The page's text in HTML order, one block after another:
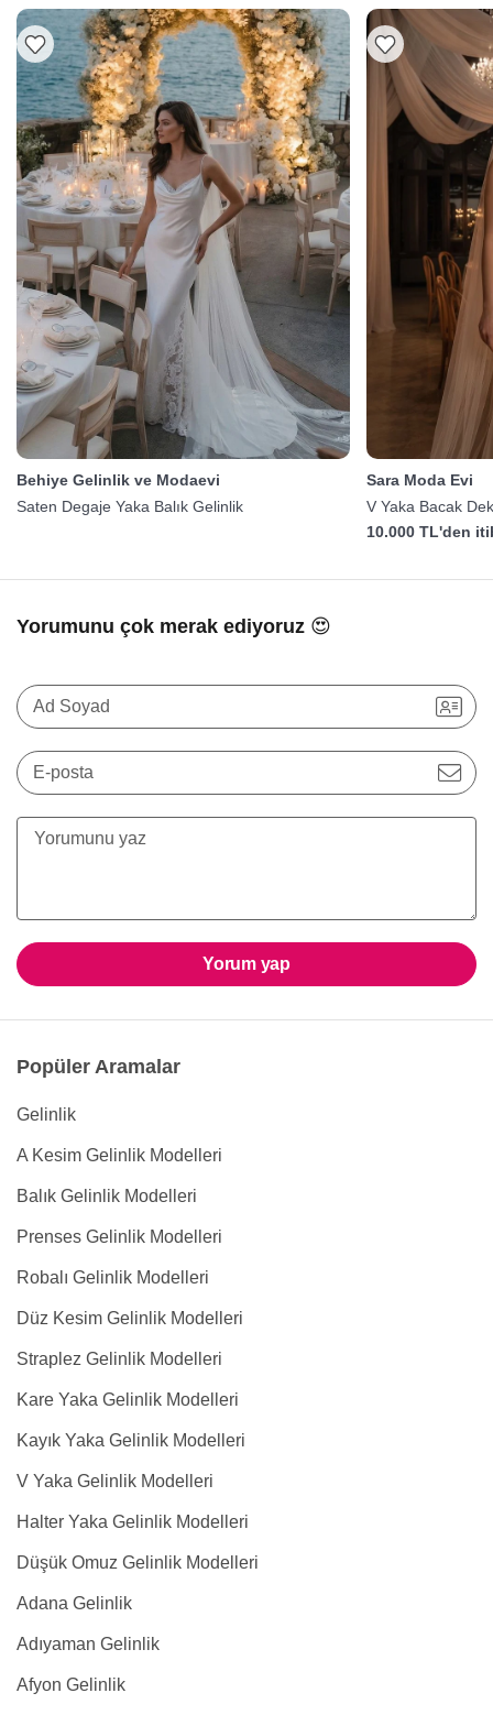
Behiye Gelinlik ve Modaevi
Saten Degaje Yaka Balık Gelinlik
Sara Moda Evi
V Yaka Bacak
10.000 TL'den
Yorumunu çok merak ediyoruz 😍
Ad Soyad
E-posta
Yorum yap
Popüler Aramalar
Gelinlik
A Kesim Gelinlik Modelleri
Balık Gelinlik Modelleri
Prenses Gelinlik Modelleri
Robalı Gelinlik Modelleri
Düz Kesim Gelinlik Modelleri
Straplez Gelinlik Modelleri
Kare Yaka Gelinlik Modelleri
Kayık Yaka Gelinlik Modelleri
V Yaka Gelinlik Modelleri
Halter Yaka Gelinlik Modelleri
Düşük Omuz Gelinlik Modelleri
Adana Gelinlik
Adıyaman Gelinlik
Afyon Gelinlik